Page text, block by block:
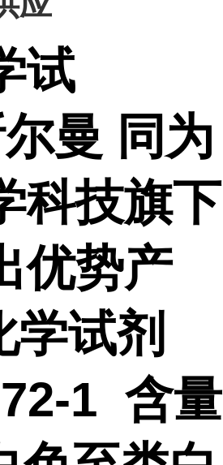
试
曼 同为
科技旗下
优势产
试剂
1 含量